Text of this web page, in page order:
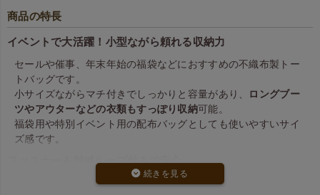
商品の特長
イベントで大活躍！小型ながら頼れる収納力
セールや催事、年末年始の福袋などにおすすめの不織布製トー
トバッグです。
小サイズながらマチ付きでしっかりと容量があり、 ロングブー
ツやアウターなどの衣類もすっぽり収納可能。
福袋用や特別イベント用の配布バッグとしても使いやすいサイ
ズ感です。
ファスナー＆封緘ループ付きで安心
ファスナー付きで中身の飛び出しを防ぎ、